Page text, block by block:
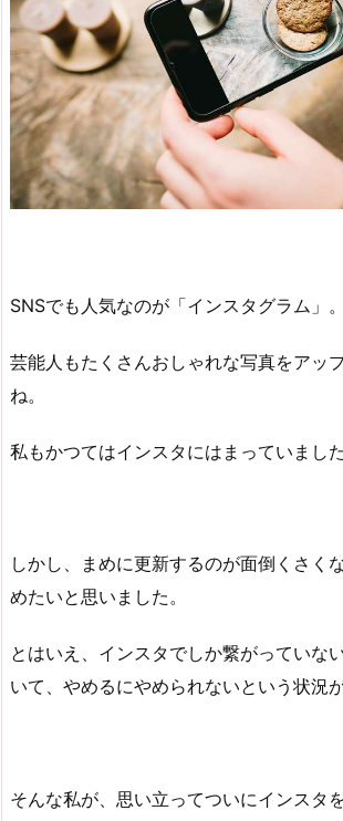
SNSでも人気なのが「インスタグラム」。
芸能人もたくさんおしゃれな写真をアッ
ね。
私もかつてはインスタにはまっていました
しかし、まめに更新するのが面倒くさく
めたいと思いました。
とはいえ、インスタでしか繋がっていな
いて、やめるにやめられないという状況
そんな私が、思い立ってついにインスタ